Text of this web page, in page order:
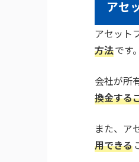
アセ
アセット
方法です。
会社が所
換金する
また、ア
用できる